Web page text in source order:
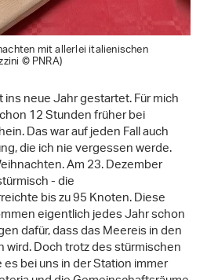
mit allerlei italienischen
© PNRA)
neue Jahr gestartet. Für mich
12 Stunden früher bei
Das war auf jeden Fall auch
die ich nie vergessen werde.
Am 23. Dezember
- die
bis zu 95 Knoten. Diese
eigentlich jedes Jahr schon
dafür, dass das Meereis in den
Doch trotz des stürmischen
bei uns in der Station immer